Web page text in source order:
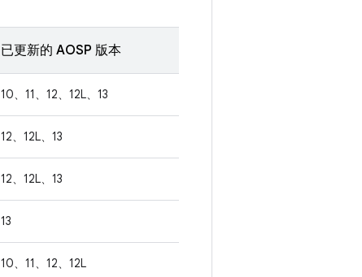
已更新的 AOSP 版本
10、11、12、12L、13
12、12L、13
12、12L、13
13
10、11、12、12L